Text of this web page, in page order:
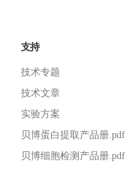
支持
技术专题
技术文章
实验方案
贝博蛋白提取产品册.pdf
贝博细胞检测产品册.pdf